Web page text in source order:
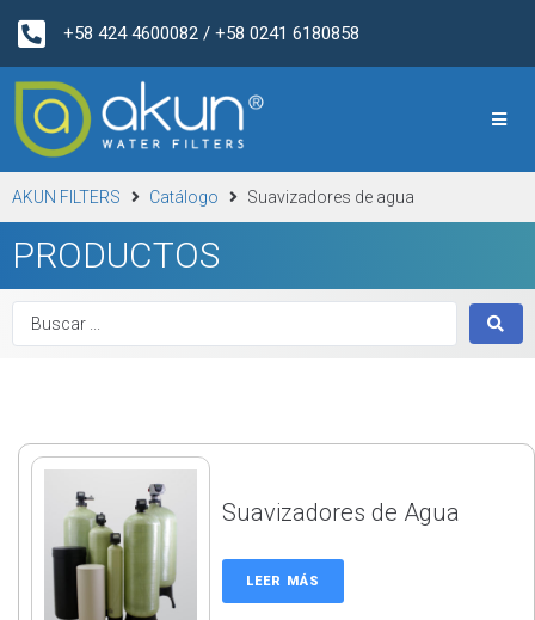
+58 424 4600082 / +58 0241 6180858
AKUN FILTERS Catálogo Suavizadores de agua
PRODUCTOS
Suavizadores de Agua
LEER MÁS